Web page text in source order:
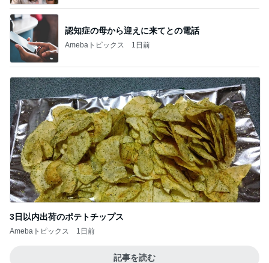
認知症の母から迎えに来てとの電話
Amebaトピックス 1日前
3日以内出荷のポテトチップス
Amebaトピックス 1日前
記事を読む